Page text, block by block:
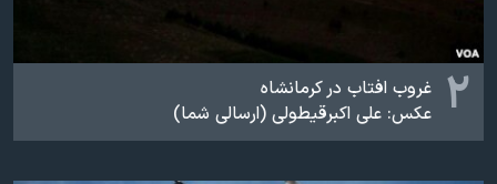
۲ غروب افتاب در کرمانشاه
عکس: علی اکبرقیطولی (ارسالی شما)